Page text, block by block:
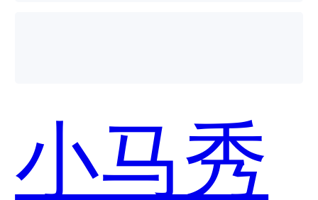
哪个好
小马秀